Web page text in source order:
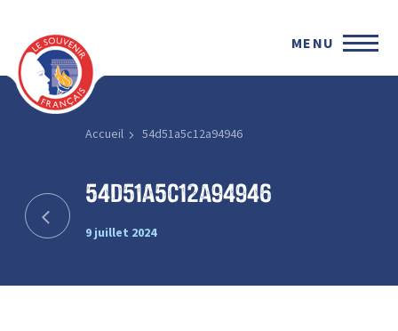
MENU
Accueil 54d51a5c12a94946
54d51a5c12a94946
9 juillet 2024